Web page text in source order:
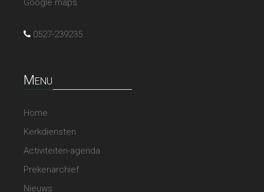
Google maps
0527-239235
Menu
Home
Kerkdiensten
Activiteiten-agenda
Prekenarchief
Nieuws